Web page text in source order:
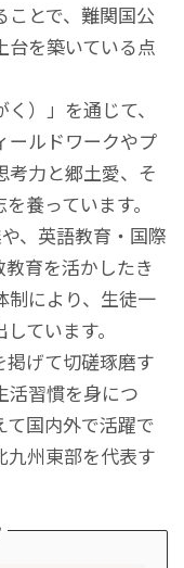
とで、難関国公
台を築いている点
）」を通じて、
ールドワークやプ
考力と郷土愛、そ
養っています。
、英語教育・国際
育を活かしたき
制により、生徒一
ています。
げて切磋琢磨す
活習慣を身につ
て国内外で活躍で
九州東部を代表す